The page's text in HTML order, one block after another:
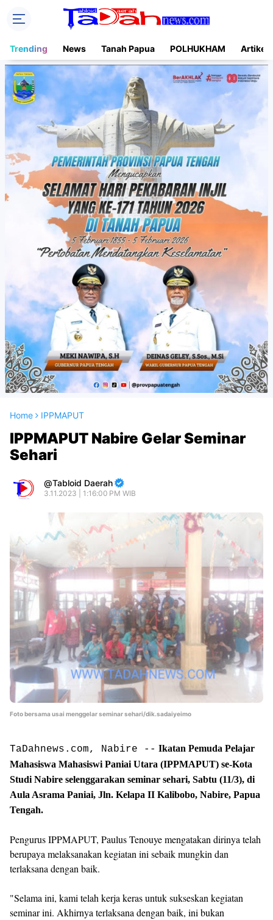
Trending News Tanah Papua POLHUKHAM Artikel
Home IPPMAPUT
IPPMAPUT Nabire Gelar Seminar
Sehari
Tabloid Daerah
3.11.2023 | 1:16:00 PM WIB
Foto bersama usai menggelar seminar sehari/dik.sadaiyeimo
TaDahnews.com, Nabire -- Ikatan Pemuda Pelajar
Mahasiswa Mahasiswi Paniai Utara (IPPMAPUT) se-Kota
Studi Nabire selenggarakan seminar sehari, Sabtu (11/3), di
Aula Asrama Paniai, Jln. Kelapa II Kalibobo, Nabire, Papua
Tengah.
Pengurus IPPMAPUT, Paulus Tenouye mengatakan dirinya telah
berupaya melaksanakan kegiatan ini sebaik mungkin dan
terlaksana dengan baik.
"Selama ini, kami telah kerja keras untuk sukseskan kegiatan
seminar ini. Akhirnya terlaksana dengan baik, ini bukan